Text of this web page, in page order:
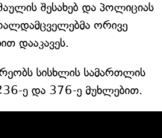
შესახებ და პოლიციას
ორივე
დააკავეს.
სისხლის სამართლის
ე და 376-ე მუხლებით.